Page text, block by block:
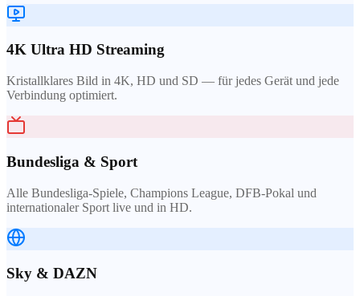
4K Ultra HD Streaming
Kristallklares Bild in 4K, HD und SD — für jedes Gerät und jede
Verbindung optimiert.
Bundesliga & Sport
Alle Bundesliga-Spiele, Champions League, DFB-Pokal und
internationaler Sport live und in HD.
Sky & DAZN